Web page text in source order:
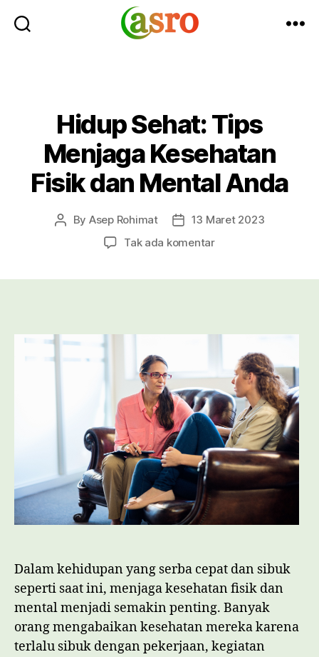
Hidup Sehat: Tips
Menjaga Kesehatan
Fisik dan Mental Anda
Post
By Asep Rohimat
Post13 Maret 2023
Tak ada komentarpada
Fisik
Mental
Anda
Dalam kehidupan yang serba cepat dan sibuk
seperti saat ini, menjaga kesehatan fisik dan
mental menjadi semakin penting. Banyak
orang mengabaikan kesehatan mereka karena
terlalu sibuk dengan pekerjaan, kegiatan